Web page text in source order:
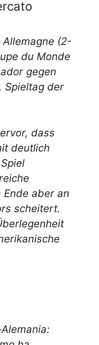
Allemagne (2-
du Monde
gegen
Spieltag der
dass
deutlich
aber an
scheitert.